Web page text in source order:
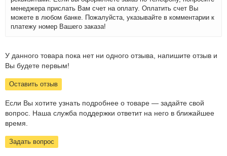
менеджера прислать Вам счет на оплату. Оплатить счет Вы
можете в любом банке. Пожалуйста, указывайте в комментарии к
платежу номер Вашего заказа!
У данного товара пока нет ни одного отзыва, напишите отзыв и
Вы будете первым!
Оставить отзыв
Если Вы хотите узнать подробнее о товаре — задайте свой
вопрос. Наша служба поддержки ответит на него в ближайшее
время.
Задать вопрос